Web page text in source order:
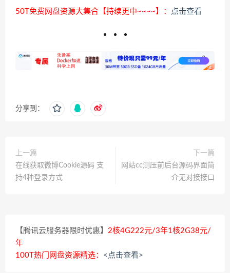
50T免费网盘资源大集合【持续更中~~~~】： 点击查看
分享到：
上一篇
在线获取微博Cookie源码 支
持4种登录方式
下一篇
网站cc测压前后台源码界面简
介无对接接口
【腾讯云服务器限时优惠】 2核4G222元/3年1核2G38元/
年
100T热门网盘资源精选： <点击查看>